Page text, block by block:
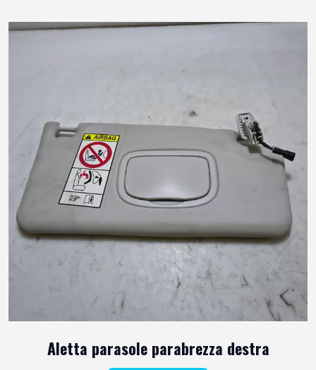
Aletta parasole parabrezza destra